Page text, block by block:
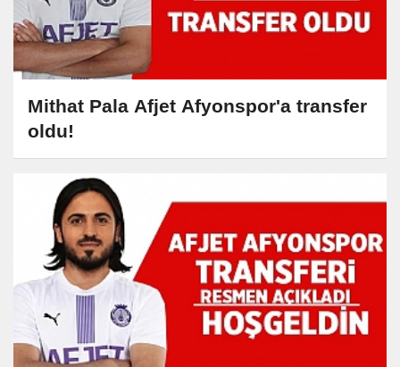
Mithat Pala Afjet Afyonspor'a transfer
oldu!